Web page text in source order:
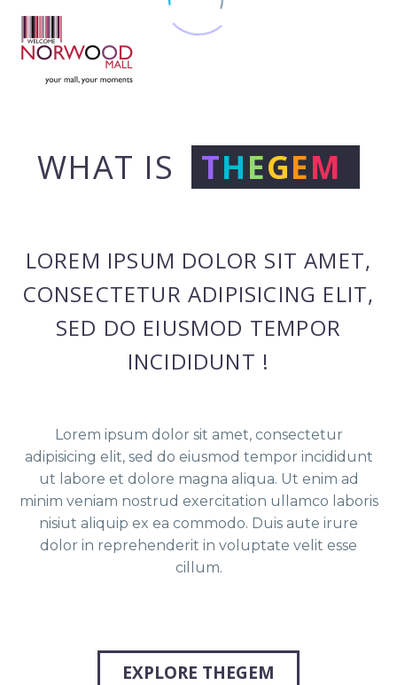
WHAT IS THEGEM
LOREM IPSUM DOLOR SIT AMET,
CONSECTETUR ADIPISICING ELIT,
SED DO EIUSMOD TEMPOR
INCIDIDUNT !
Lorem ipsum dolor sit amet, consectetur
adipisicing elit, sed do eiusmod tempor incididunt
ut labore et dolore magna aliqua. Ut enim ad
minim veniam nostrud exercitation ullamco laboris
nisiut aliquip ex ea commodo. Duis aute irure
dolor in reprehenderit in voluptate velit esse
cillum.
EXPLORE THEGEM